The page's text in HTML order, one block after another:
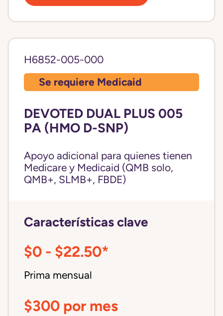
H6852-005-000
Se requiere Medicaid
DEVOTED DUAL PLUS 005
PA (HMO D-SNP)
Apoyo adicional para quienes tienen
Medicare y Medicaid (QMB solo,
QMB+, SLMB+, FBDE)
Características clave
$0 - $22.50*
Prima mensual
$300 por mes